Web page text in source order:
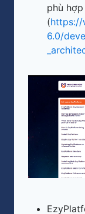
phù
(https://
6.0/